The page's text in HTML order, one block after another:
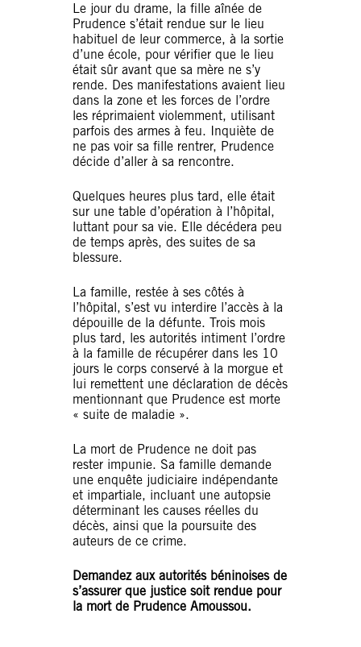
Le jour du drame, la fille aînée de
Prudence s’était rendue sur le lieu
habituel de leur commerce, à la sortie
d’une école, pour vérifier que le lieu
était sûr avant que sa mère ne s’y
rende. Des manifestations avaient lieu
dans la zone et les forces de l’ordre
les réprimaient violemment, utilisant
parfois des armes à feu. Inquiète de
ne pas voir sa fille rentrer, Prudence
décide d’aller à sa rencontre.
Quelques heures plus tard, elle était
sur une table d’opération à l’hôpital,
luttant pour sa vie. Elle décédera peu
de temps après, des suites de sa
blessure.
La famille, restée à ses côtés à
l’hôpital, s’est vu interdire l’accès à la
dépouille de la défunte. Trois mois
plus tard, les autorités intiment l’ordre
à la famille de récupérer dans les 10
jours le corps conservé à la morgue et
lui remettent une déclaration de décès
mentionnant que Prudence est morte
« suite de maladie ».
La mort de Prudence ne doit pas
rester impunie. Sa famille demande
une enquête judiciaire indépendante
et impartiale, incluant une autopsie
déterminant les causes réelles du
décès, ainsi que la poursuite des
auteurs de ce crime.
Demandez aux autorités béninoises de
s’assurer que justice soit rendue pour
la mort de Prudence Amoussou.